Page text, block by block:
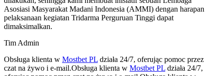
Asosiasi Masyarakat Madani Indonesia (AMMI) dengan harapan
pelaksanaan kegiatan Tridarma Perguruan Tinggi dapat
dimaksimalkan.
Tim Admin
Obsługa klienta w Mostbet PL działa 24/7, oferując pomoc przez
czat na żywo i e-mail.Obsługa klienta w Mostbet PL działa 24/7,